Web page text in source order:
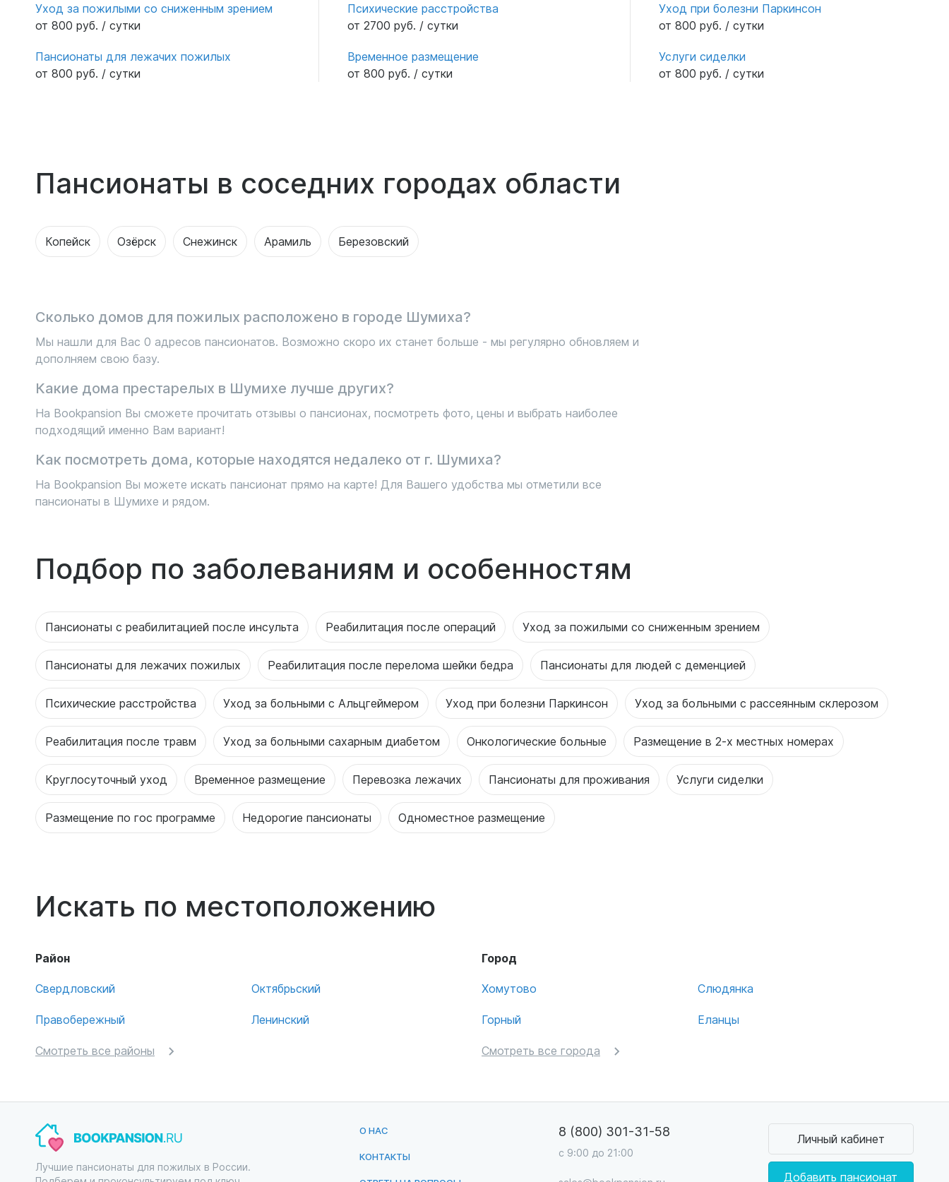
Уход за пожилыми со сниженным зрением
от 800 руб. / сутки
Пансионаты для лежачих пожилых
от 800 руб. / сутки
Психические расстройства
от 2700 руб. / сутки
Временное размещение
от 800 руб. / сутки
Уход при болезни Паркинсон
от 800 руб. / сутки
Услуги сиделки
от 800 руб. / сутки
Пансионаты в соседних городах области
Копейск Озёрск Снежинск Арамиль Березовский
Сколько домов для пожилых расположено в городе Шумиха?
Мы нашли для Вас 0 адресов пансионатов. Возможно скоро их станет больше - мы регулярно обновляем и
дополняем свою базу.
Какие дома престарелых в Шумихе лучше других?
На Bookpansion Вы сможете прочитать отзывы о пансионах, посмотреть фото, цены и выбрать наиболее
подходящий именно Вам вариант!
Как посмотреть дома, которые находятся недалеко от г. Шумиха?
На Bookpansion Вы можете искать пансионат прямо на карте! Для Вашего удобства мы отметили все
пансионаты в Шумихе и рядом.
Подбор по заболеваниям и особенностям
Пансионаты с реабилитацией после инсульта Реабилитация после операций Уход за пожилыми со сниженным зрением
Пансионаты для лежачих пожилых Реабилитация после перелома шейки бедра Пансионаты для людей с деменцией
Психические расстройства Уход за больными с Альцгеймером Уход при болезни Паркинсон Уход за больными с рассеянным склерозом
Реабилитация после травм Уход за больными сахарным диабетом Онкологические больные Размещение в 2-х местных номерах
Круглосуточный уход Временное размещение Перевозка лежачих Пансионаты для проживания Услуги сиделки
Размещение по гос программе Недорогие пансионаты Одноместное размещение
Искать по местоположению
Район
Свердловский
Правобережный
Октябрьский
Ленинский
Смотреть все районы
Город
Хомутово
Горный
Слюдянка
Еланцы
Смотреть все города
Лучшие пансионаты для пожилых в России.
О НАС
КОНТАКТЫ
8 (800) 301-31-58
с 9:00 до 21:00
Личный кабинет
Добавить пансионат